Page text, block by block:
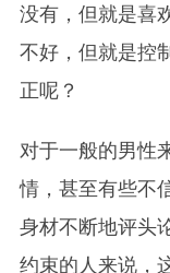
没有，但就是喜
不好，但就是控
正呢？
对于一般的男性
情，甚至有些不
身材不断地评头
约束的人来说，